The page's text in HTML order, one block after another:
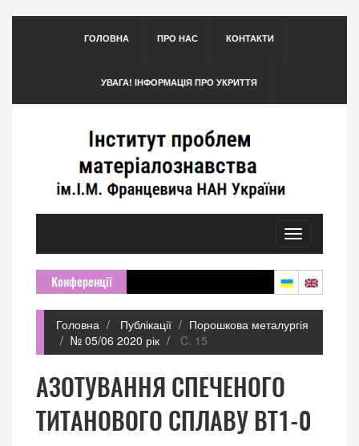
ГОЛОВНА ПРО НАС КОНТАКТИ
УВАГА! ІНФОРМАЦІЯ ПРО УКРИТТЯ
Toggle
navigation
Конференції
Головна Публікації
Порошкова металургія
№ 05/06 2020 рік
C. 15
АЗОТУВАННЯ СПЕЧЕНОГО
ТИТАНОВОГО СПЛАВУ ВТ1-0